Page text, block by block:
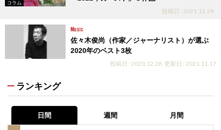
コラム
投稿日 : 2021.12.29
Music
佐々木俊尚（作家／ジャーナリスト）が選ぶ
2020年のベスト3枚
投稿日 : 2020.12.28 更新日 : 2021.11.17
ランキング
日間 週間 月間